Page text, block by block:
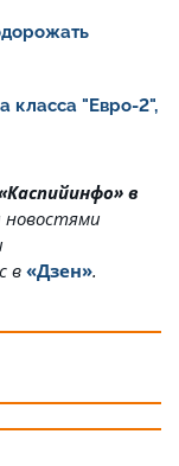
класса "Евро-2",
в
новостями
в«Дзен».